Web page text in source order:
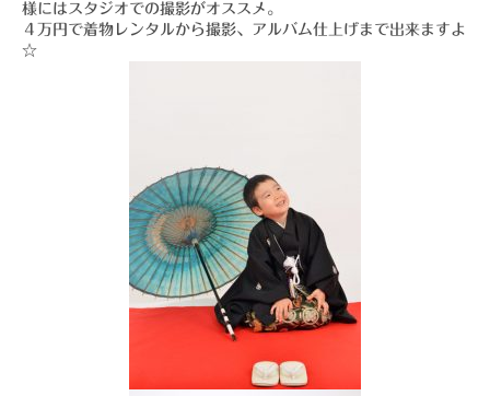
様にはスタジオでの撮影がオススメ。
４万円で着物レンタルから撮影、アルバム仕上げまで出来ますよ
☆